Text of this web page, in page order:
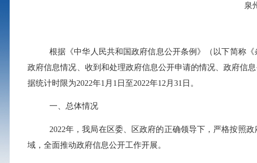
泉
根据《中华人民共和国政府信息公开条例》（以下简称
政府信息情况、收到和处理政府信息公开申请的情况、政府信
据统计时限为2022年1 月 1 日至2022年12 月31 日。
一、总体情况
2022年，我局在区委、区政府的正确领导下，严格按照
域，全面推动政府信息公开工作开展。